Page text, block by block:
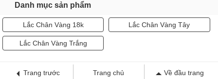
Danh mục sản phẩm
Lắc Chân Vàng 18k Lắc Chân Vàng Tây
Lắc Chân Vàng Trắng
Trang trước Trang chủ Về đầu trang